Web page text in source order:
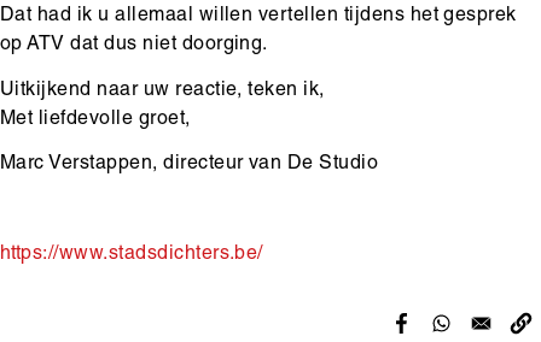
Dat had ik u allemaal willen vertellen tijdens het gesprek
op ATV dat dus niet doorging.
Uitkijkend naar uw reactie, teken ik,
Met liefdevolle groet,
Marc Verstappen, directeur van De Studio
https://www.stadsdichters.be/